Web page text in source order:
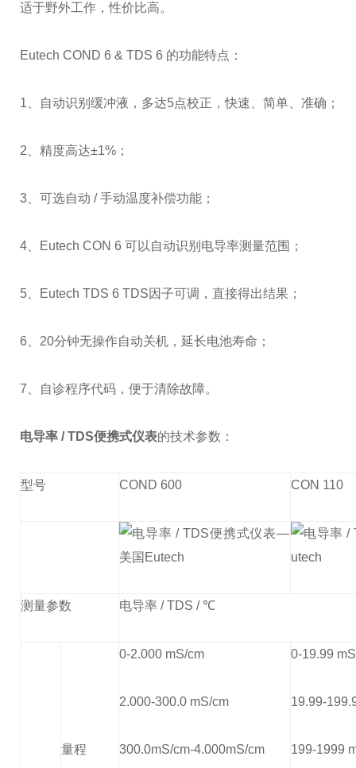
适于野外工作，性价比高。
Eutech COND 6 & TDS 6 的功能特点：
1、自动识别缓冲液，多达5点校正，快速、简单、准确；
2、精度高达±1%；
3、可选自动 / 手动温度补偿功能；
4、Eutech CON 6 可以自动识别电导率测量范围；
5、Eutech TDS 6 TDS因子可调，直接得出结果；
6、20分钟无操作自动关机，延长电池寿命；
7、自诊程序代码，便于清除故障。
电导率 / TDS便携式仪表的技术参数：
型号 COND 600 CON 110
测量参数 电导率 / TDS / ℃
量程
0-2.000 mS/cm
2.000-300.0 mS/cm
300.0mS/cm-4.000mS/cm
0-19.99
19.99-
199-1999